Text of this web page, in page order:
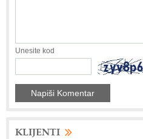
Unesite kod
KLIJENTI